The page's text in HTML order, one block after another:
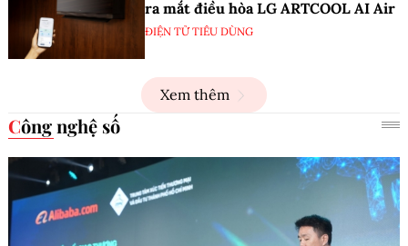
ra mắt điều hòa LG ARTCOOL AI Air
ĐIỆN TỬ TIÊU DÙNG
Xem thêm
Công nghệ số